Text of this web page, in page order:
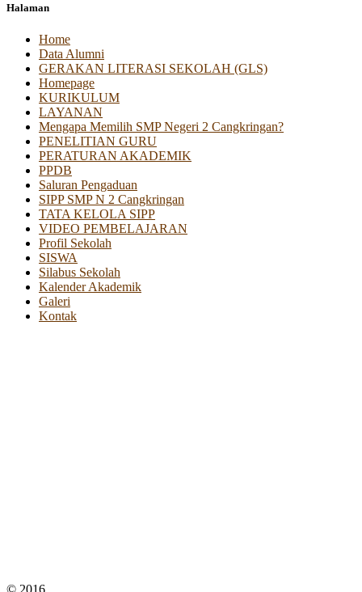
Halaman
Home
Data Alumni
GERAKAN LITERASI SEKOLAH (GLS)
Homepage
KURIKULUM
LAYANAN
Mengapa Memilih SMP Negeri 2 Cangkringan?
PENELITIAN GURU
PERATURAN AKADEMIK
PPDB
Saluran Pengaduan
SIPP SMP N 2 Cangkringan
TATA KELOLA SIPP
VIDEO PEMBELAJARAN
Profil Sekolah
SISWA
Silabus Sekolah
Kalender Akademik
Galeri
Kontak
© 2016 .